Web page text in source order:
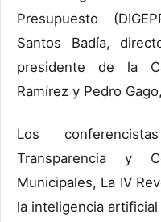
Presupuesto
Santos Badía,
presidente de la
Ramírez y Pedro
Los
Transparencia y
Municipales, La IV
la inteligencia